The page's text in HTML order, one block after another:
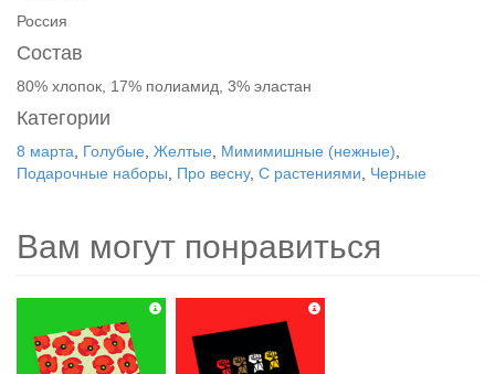
Россия
Состав
80% хлопок, 17% полиамид, 3% эластан
Категории
8 марта Голубые Желтые Мимимишные (нежные)
Подарочные наборы
Про весну, С растениями Черные
Вам могут понравиться